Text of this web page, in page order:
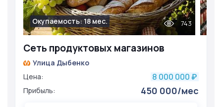
Сеть продуктовых магазинов
Окупаемость: 18 мес. 743
Улица Дыбенко
Цена:
8 000 000 ₽
Прибыль: 450 000/мес